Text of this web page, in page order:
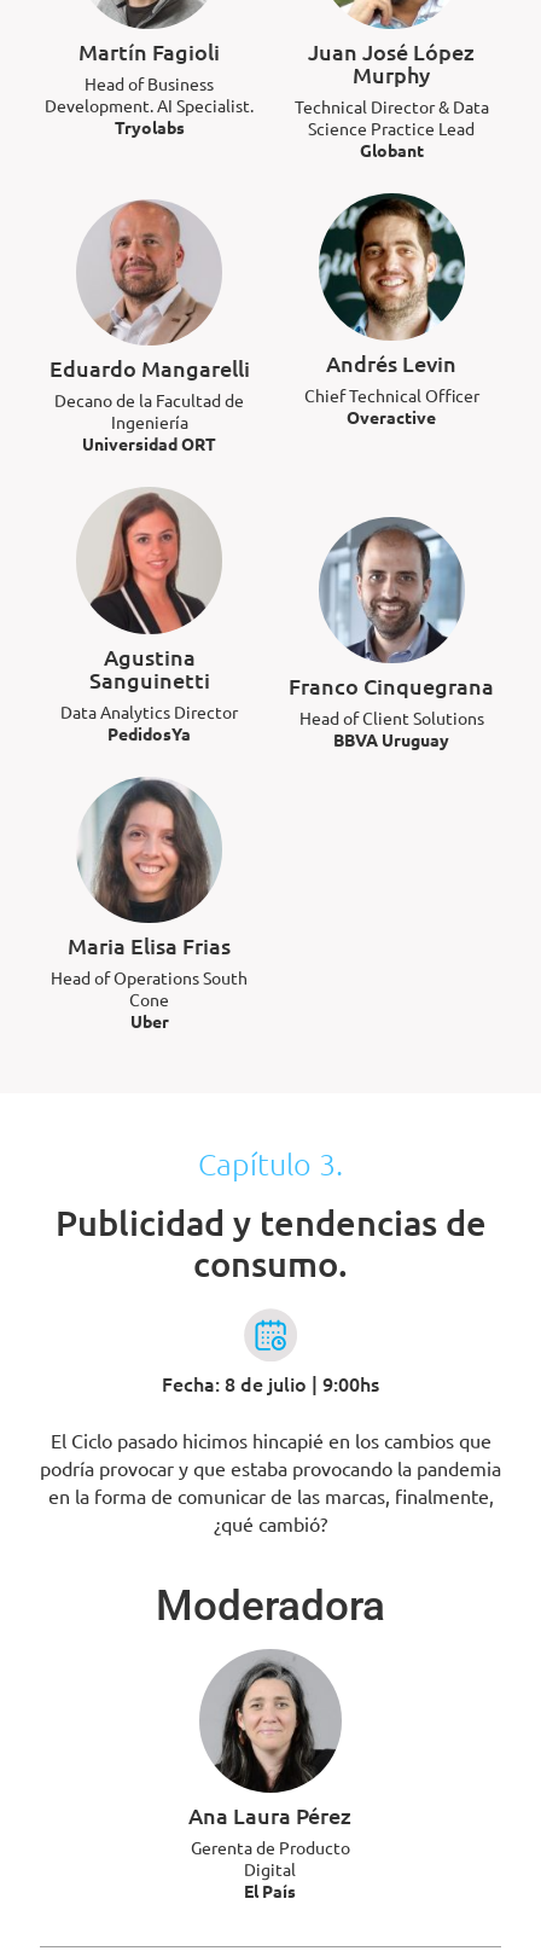
Martín Fagioli
Head of Business
Development. AI Specialist.
Tryolabs
Eduardo Mangarelli
Decano de la Facultad de
Ingeniería
Universidad ORT
Agustina
Sanguinetti
Data Analytics Director
PedidosYa
Maria Elisa Frias
Head of Operations South
Cone
Uber
Juan José López
Murphy
Technical Director & Data
Science Practice Lead
Globant
Andrés Levin
Chief Technical Officer
Overactive
Franco Cinquegrana
Head of Client Solutions
BBVA Uruguay
Capítulo 3.
Publicidad y tendencias de
consumo.
Fecha: 8 de julio | 9:00hs
El Ciclo pasado hicimos hincapié en los cambios que
podría provocar y que estaba provocando la pandemia
en la forma de comunicar de las marcas, finalmente,
¿qué cambió?
Moderadora
Ana Laura Pérez
Gerenta de Producto
Digital
El País